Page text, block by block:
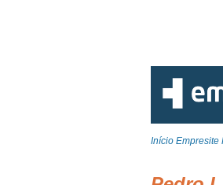
Início Empresite